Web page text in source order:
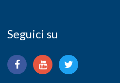
Seguici su